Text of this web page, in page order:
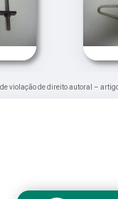
violação de direito autoral –